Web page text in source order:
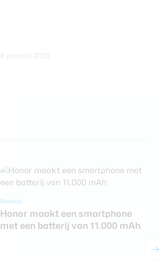
Nieuws
Honor maakt een smartphone
met een batterij van 11.000 mAh